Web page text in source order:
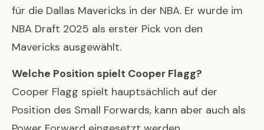
für die Dallas Mavericks in der NBA. Er wurde im
NBA Draft 2025 als erster Pick von den
Mavericks ausgewählt.
Welche Position spielt Cooper Flagg?
Cooper Flagg spielt hauptsächlich auf der
Position des Small Forwards, kann aber auch als